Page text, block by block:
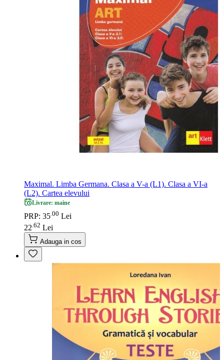
Maximal. Limba Germana. Clasa a V-a (L1). Clasa a VI-a
(L2). Cartea elevului
Livrare: maine
PRP: 35.00 Lei
22 62 Lei
Adauga in cos